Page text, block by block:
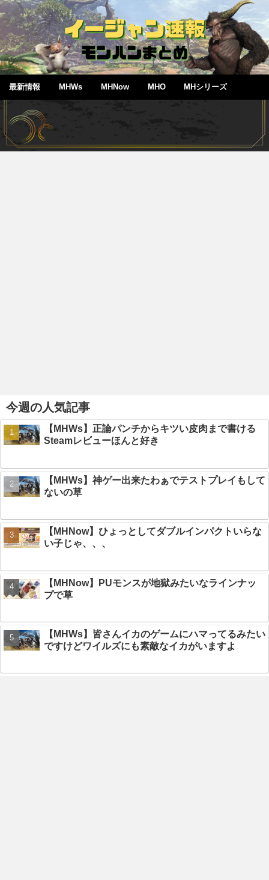
最新情報 MHWs MHNow MHO MHシリーズ
今週の人気記事
【MHWs】正論パンチからキツい皮肉まで書ける
Steamレビューほんと好き
【MHWs】神ゲー出来たわぁでテストプレイもして
ないの草
【MHNow】ひょっとしてダブルインパクトいらな
い子じゃ、、、
【MHNow】PUモンスが地獄みたいなラインナッ
プで草
【MHWs】皆さんイカのゲームにハマってるみたい
ですけどワイルズにも素敵なイカがいますよ